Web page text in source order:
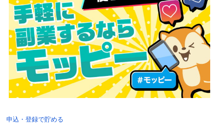
申込・登録で貯める